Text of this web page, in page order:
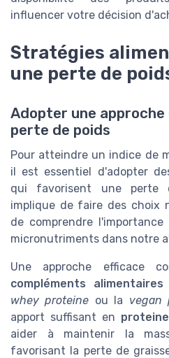
influencer votre décision
Stratégies
une perte de
Adopter une approche
perte de poids
Pour atteindre un indice de
il est essentiel d'adopter
qui favorisent une perte
implique de faire des choix
de comprendre
micronutriments dans notre
Une approche efficace
compléments alimentaires
whey proteine ou la vegan
apport suffisant en
aider à maintenir la
favorisant la perte de